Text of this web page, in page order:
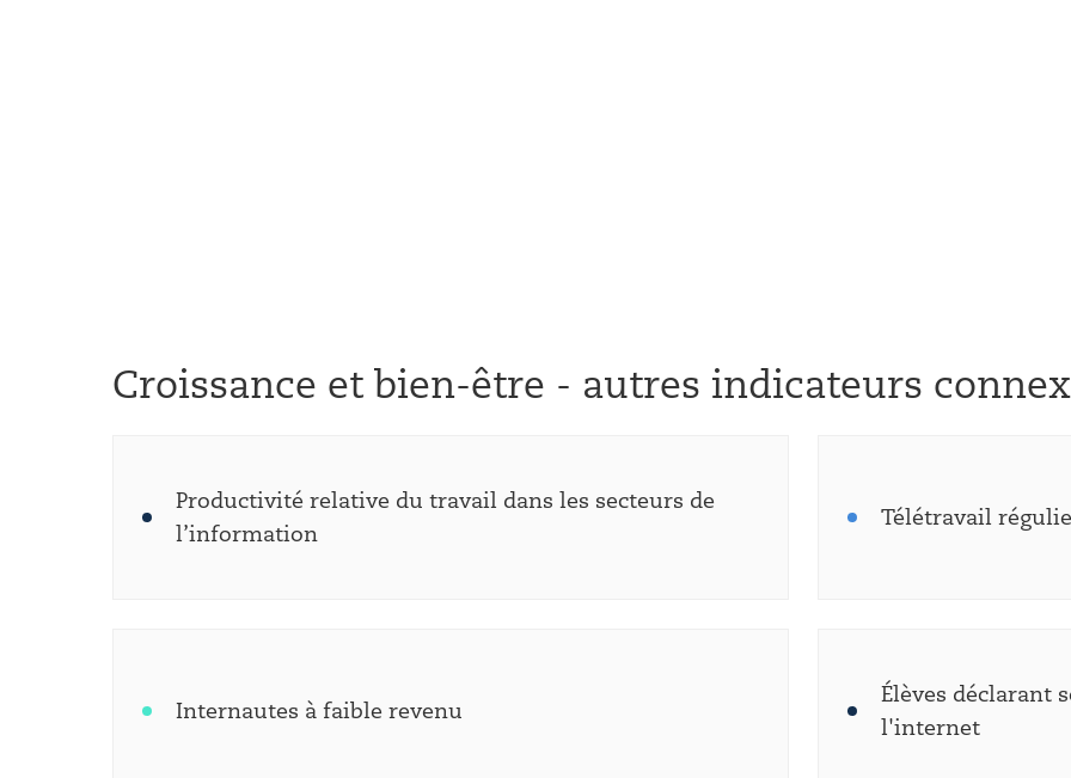
Croissance et bien-être - autres indicateurs
Productivité relative du travail dans les secteurs de
l’information
Télétravail
Internautes à faible revenu
Élèves déclarant
l'internet